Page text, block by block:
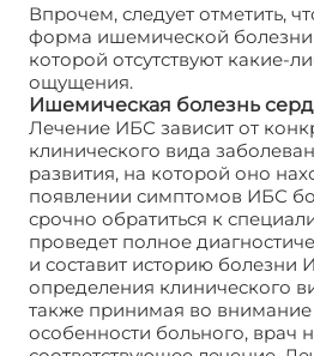
Впрочем, следует отметить,
форма ишемической болезни
которой отсутствуют какие-
ощущения.
Ишемическая болезнь
Лечение ИБС зависит от
клинического вида
развития, на которой оно
появлении симптомов ИБС
срочно обратиться к
проведет полное
и составит историю болезни
определения клинического
также принимая во
особенности больного, врач